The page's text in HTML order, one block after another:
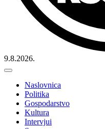
9.8.2026.
Naslovnica
Politika
Gospodarstvo
Kultura
Intervjui